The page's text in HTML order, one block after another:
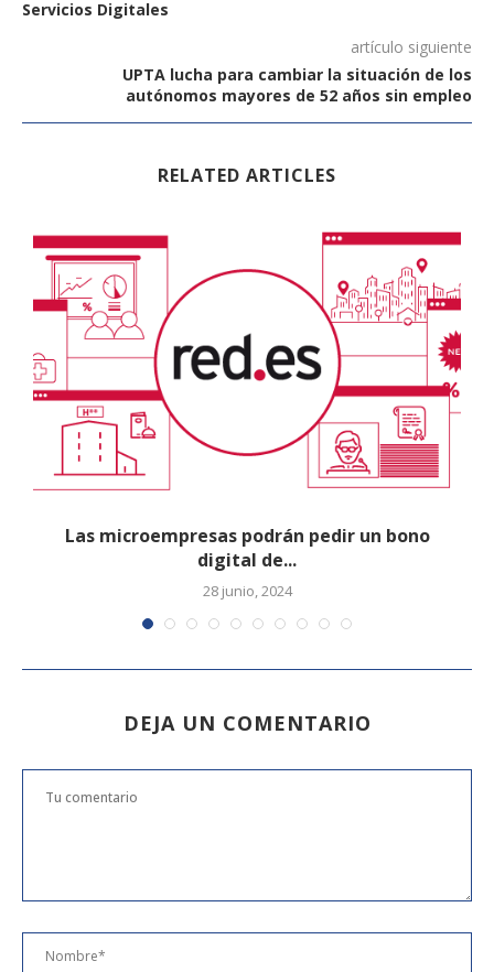
Servicios Digitales
artículo siguiente
UPTA lucha para cambiar la situación de los
autónomos mayores de 52 años sin empleo
RELATED ARTICLES
Las microempresas podrán pedir un bono
digital de...
28 junio, 2024
DEJA UN COMENTARIO